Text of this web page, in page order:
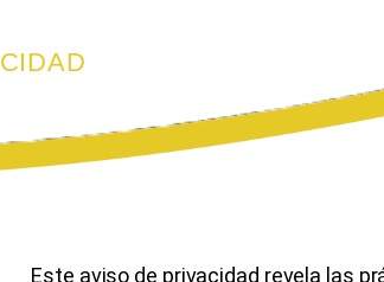
Este aviso de privacidad revela las